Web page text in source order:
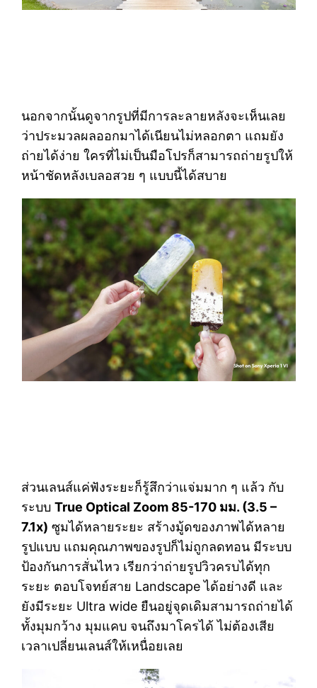
นอกจากนั้นดูจากรูปที่มีการละลายหลังจะเห็นเลย
ว่าประมวลผลออกมาได้เนียนไม่หลอกตา แถมยัง
ถ่ายได้ง่าย ใครที่ไม่เป็นมือโปรก็สามารถถ่ายรูปให้
หน้าชัดหลังเบลอสวย ๆ แบบนี้ได้สบาย
ส่วนเลนส์แค่ฟังระยะก็รู้สึกว่าแจ่มมาก ๆ แล้ว กับ
ระบบTrue Optical Zoom 85-170 มม. (3.5 –
7.1x) ซูมได้หลายระยะ สร้างมู้ดของภาพได้หลาย
รูปแบบ แถมคุณภาพของรูปก็ไม่ถูกลดทอน มีระบบ
ป้องกันการสั่นไหว เรียกว่าถ่ายรูปวิวครบได้ทุก
ระยะ ตอบโจทย์สาย Landscape ได้อย่างดี และ
ยังมีระยะ Ultra wide ยืนอยู่จุดเดิมสามารถถ่ายได้
ทั้งมุมกว้าง มุมแคบ จนถึงมาโครได้ ไม่ต้องเสีย
เวลาเปลี่ยนเลนส์ให้เหนื่อยเลย